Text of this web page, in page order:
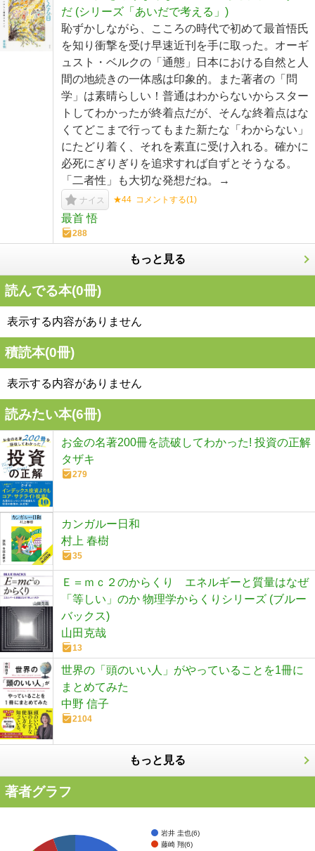
だ (シリーズ「あいだで考える」)
恥ずかしながら、こころの時代で初めて最首悟氏
を知り衝撃を受け早速近刊を手に取った。オーギ
ュスト・ベルクの「通態」日本における自然と人
間の地続きの一体感は印象的。また著者の「問
学」は素晴らしい！普通はわからないからスター
トしてわかったが終着点だが、そんな終着点はな
くてどこまで行ってもまた新たな「わからない」
にたどり着く、それを素直に受け入れる。確かに
必死にぎりぎりを追求すれば自ずとそうなる。
「二者性」も大切な発想だね。→
ナイス ★44 コメントする(1)
最首 悟
288
もっと見る
読んでる本(0冊)
表示する内容がありません
積読本(0冊)
表示する内容がありません
読みたい本(6冊)
お金の名著200冊を読破してわかった! 投資の正解
タザキ
279
カンガルー日和
村上 春樹
35
Ｅ＝ｍｃ２のからくり エネルギーと質量はなぜ
「等しい」のか 物理学からくりシリーズ (ブルー
バックス)
山田克哉
13
世界の「頭のいい人」がやっていることを1冊に
まとめてみた
中野 信子
2104
もっと見る
著者グラフ
岩井 圭也(6)
藤崎 翔(6)